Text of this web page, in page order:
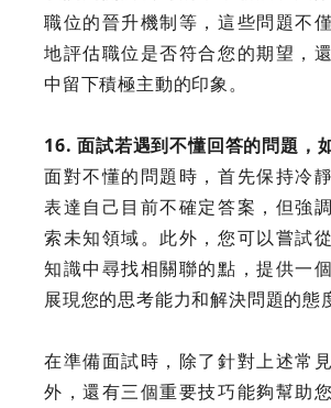
職位的晉升機制等，這些問題不
地評估職位是否符合您的期望，
中留下積極主動的印象。
16. 面試若遇到不懂回答的問題，
面對不懂的問題時，首先保持冷
表達自己目前不確定答案，但強
索未知領域。此外，您可以嘗試
知識中尋找相關聯的點，提供一
展現您的思考能力和解決問題的態
在準備面試時，除了針對上述常
外，還有三個重要技巧能夠幫助